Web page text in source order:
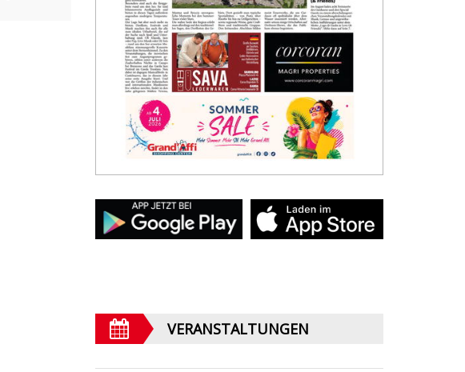
VERANSTALTUNGEN